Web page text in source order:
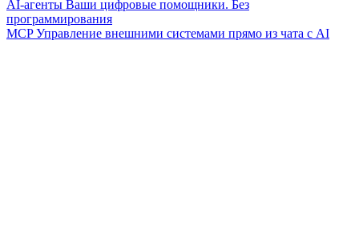
AI-агенты Ваши цифровые помощники. Без
программирования
MCP Управление внешними системами прямо из чата с AI